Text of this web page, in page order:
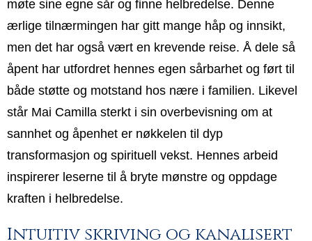
møte sine egne sår og finne helbredelse. Denne
ærlige tilnærmingen har gitt mange håp og innsikt,
men det har også vært en krevende reise. Å dele så
åpent har utfordret hennes egen sårbarhet og ført til
både støtte og motstand hos nære i familien. Likevel
står Mai Camilla sterkt i sin overbevisning om at
sannhet og åpenhet er nøkkelen til dyp
transformasjon og spirituell vekst. Hennes arbeid
inspirerer leserne til å bryte mønstre og oppdage
kraften i helbredelse.
Intuitiv skriving og kanalisert